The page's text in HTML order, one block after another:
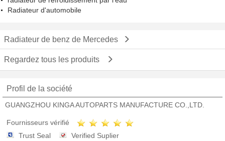
Radiateur d'automobile
Radiateur de benz de Mercedes
Regardez tous les produits
Profil de la société
GUANGZHOU KINGA AUTOPARTS MANUFACTURE CO.,LTD.
Fournisseurs vérifié
Trust Seal
Verified Suplier